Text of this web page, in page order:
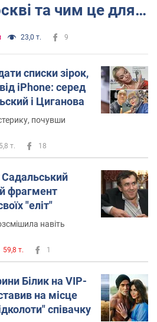
та чим це для
23,0 т. 9
списки зірок,
iPhone: серед
і Циганова
почувши
5,8 т. 18
фрагмент
"еліт"
навіть
59,8 т. 1
Білик на VIP-
на місце
співачку